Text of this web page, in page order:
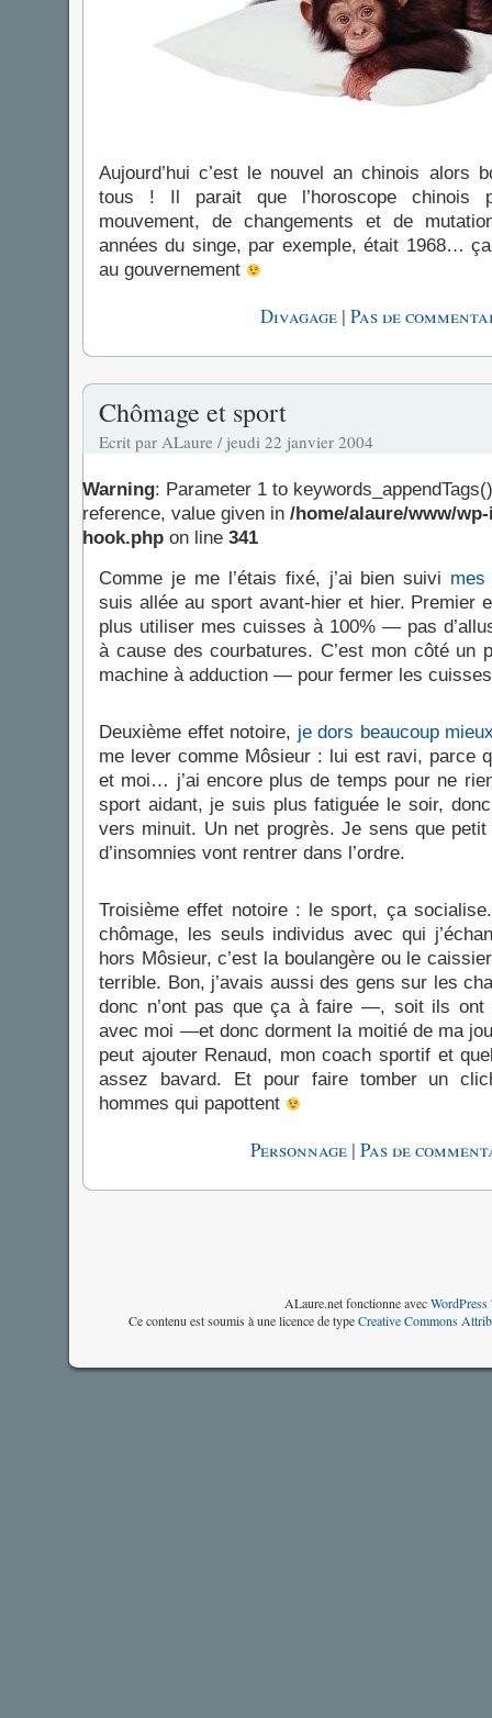
Aujourd’hui c’est le nouvel an chinois alors
tous ! Il parait que l’horoscope chinois
mouvement, de changements et de
années du singe, par exemple, était 1968…
au gouvernement
Divagage | Pas de
Chômage et sport
Ecrit par ALaure / jeudi 22 janvier 2004
Warning: Parameter 1 to
reference, value given in /home/alaure/www/
hook.php on line 341
Comme je me l’étais fixé, j’ai bien suivi mes
suis allée au sport avant-hier et hier. Premier
plus utiliser mes cuisses à 100% — pas
à cause des courbatures. C’est mon côté un
machine à adduction — pour fermer les
Deuxième effet notoire, je dors beaucoup
me lever comme Môsieur : lui est ravi, parce
et moi… j’ai encore plus de temps pour ne
sport aidant, je suis plus fatiguée le soir,
vers minuit. Un net progrès. Je sens que
d’insomnies vont rentrer dans l’ordre.
Troisième effet notoire : le sport, ça
chômage, les seuls individus avec qui
hors Môsieur, c’est la boulangère ou le
terrible. Bon, j’avais aussi des gens sur les
donc n’ont pas que ça à faire —, soit ils ont
avec moi —et donc dorment la moitié de ma
peut ajouter Renaud, mon coach sportif et
assez bavard. Et pour faire tomber un
hommes qui papottent
Personnage | Pas de
ALaure.net fonctionne avecWordPress
Ce contenu est soumis à une licence de typeCreative Commons